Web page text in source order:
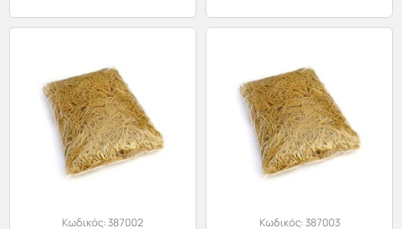
Κωδικός:387002
Κωδικός:387003